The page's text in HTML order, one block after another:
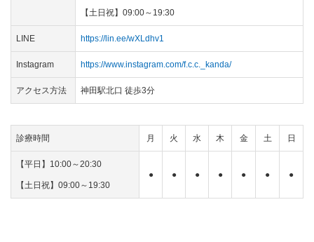
【土日祝】09:00～19:30
LINE https://lin.ee/wXLdhv1
Instagram https://www.instagram.com/f.c.c._kanda/
アクセス方法 神田駅北口 徒歩3分
診療時間 月 火 水 木 金 土 日
【平日】10:00～20:30
【土日祝】09:00～19:30
● ● ● ● ● ● ●